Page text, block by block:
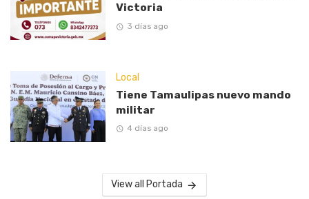
Victoria
3 días ago
Local
Tiene Tamaulipas nuevo mando
militar
4 días ago
View all Portada